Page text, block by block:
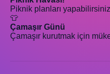
Piknik planları
👕
Çamaşır Günü
Çamaşır kurutmak için